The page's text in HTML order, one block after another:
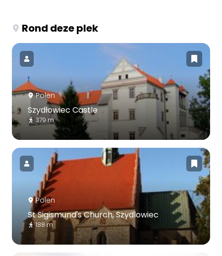
Rond deze plek
Polen
Szydłowiec Castle
379 m
Polen
St Sigismund's Church, Szydlowiec
188 m